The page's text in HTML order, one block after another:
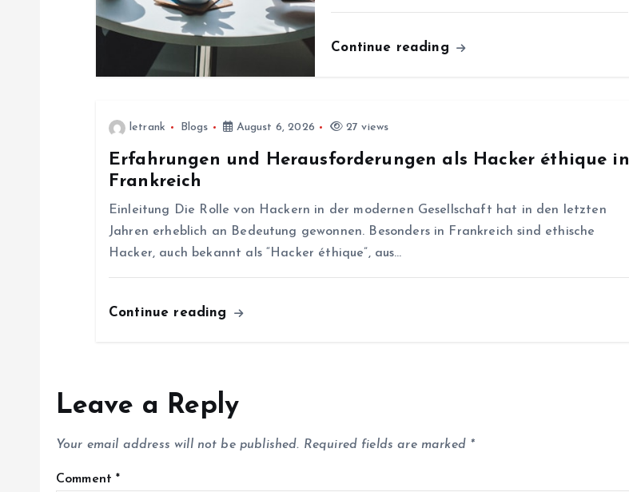
Continue reading
letrank Blogs August 6, 2026 27 views
Erfahrungen und Herausforderungen als Hacker éthique in
Frankreich
Einleitung Die Rolle von Hackern in der modernen Gesellschaft hat in den letzten
Jahren erheblich an Bedeutung gewonnen. Besonders in Frankreich sind ethische
Hacker, auch bekannt als “Hacker éthique”, aus…
Continue reading
Leave a Reply
Your email address will not be published. Required fields are marked *
Comment*